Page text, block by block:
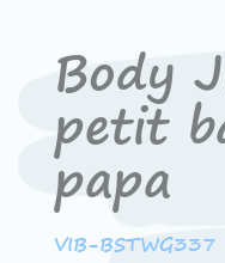
Body
petit
papa
VIB-BSTWG337